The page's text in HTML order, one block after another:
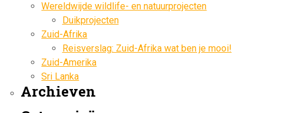
Wereldwijde wildlife- en natuurprojecten
Duikprojecten
Zuid-Afrika
Reisverslag: Zuid-Afrika wat ben je mooi!
Zuid-Amerika
Sri Lanka
Archieven